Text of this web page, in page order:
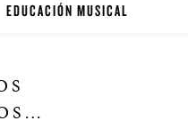
EDUCACIÓN MUSICAL